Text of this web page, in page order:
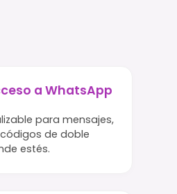
a WhatsApp
para mensajes,
de doble
estés.